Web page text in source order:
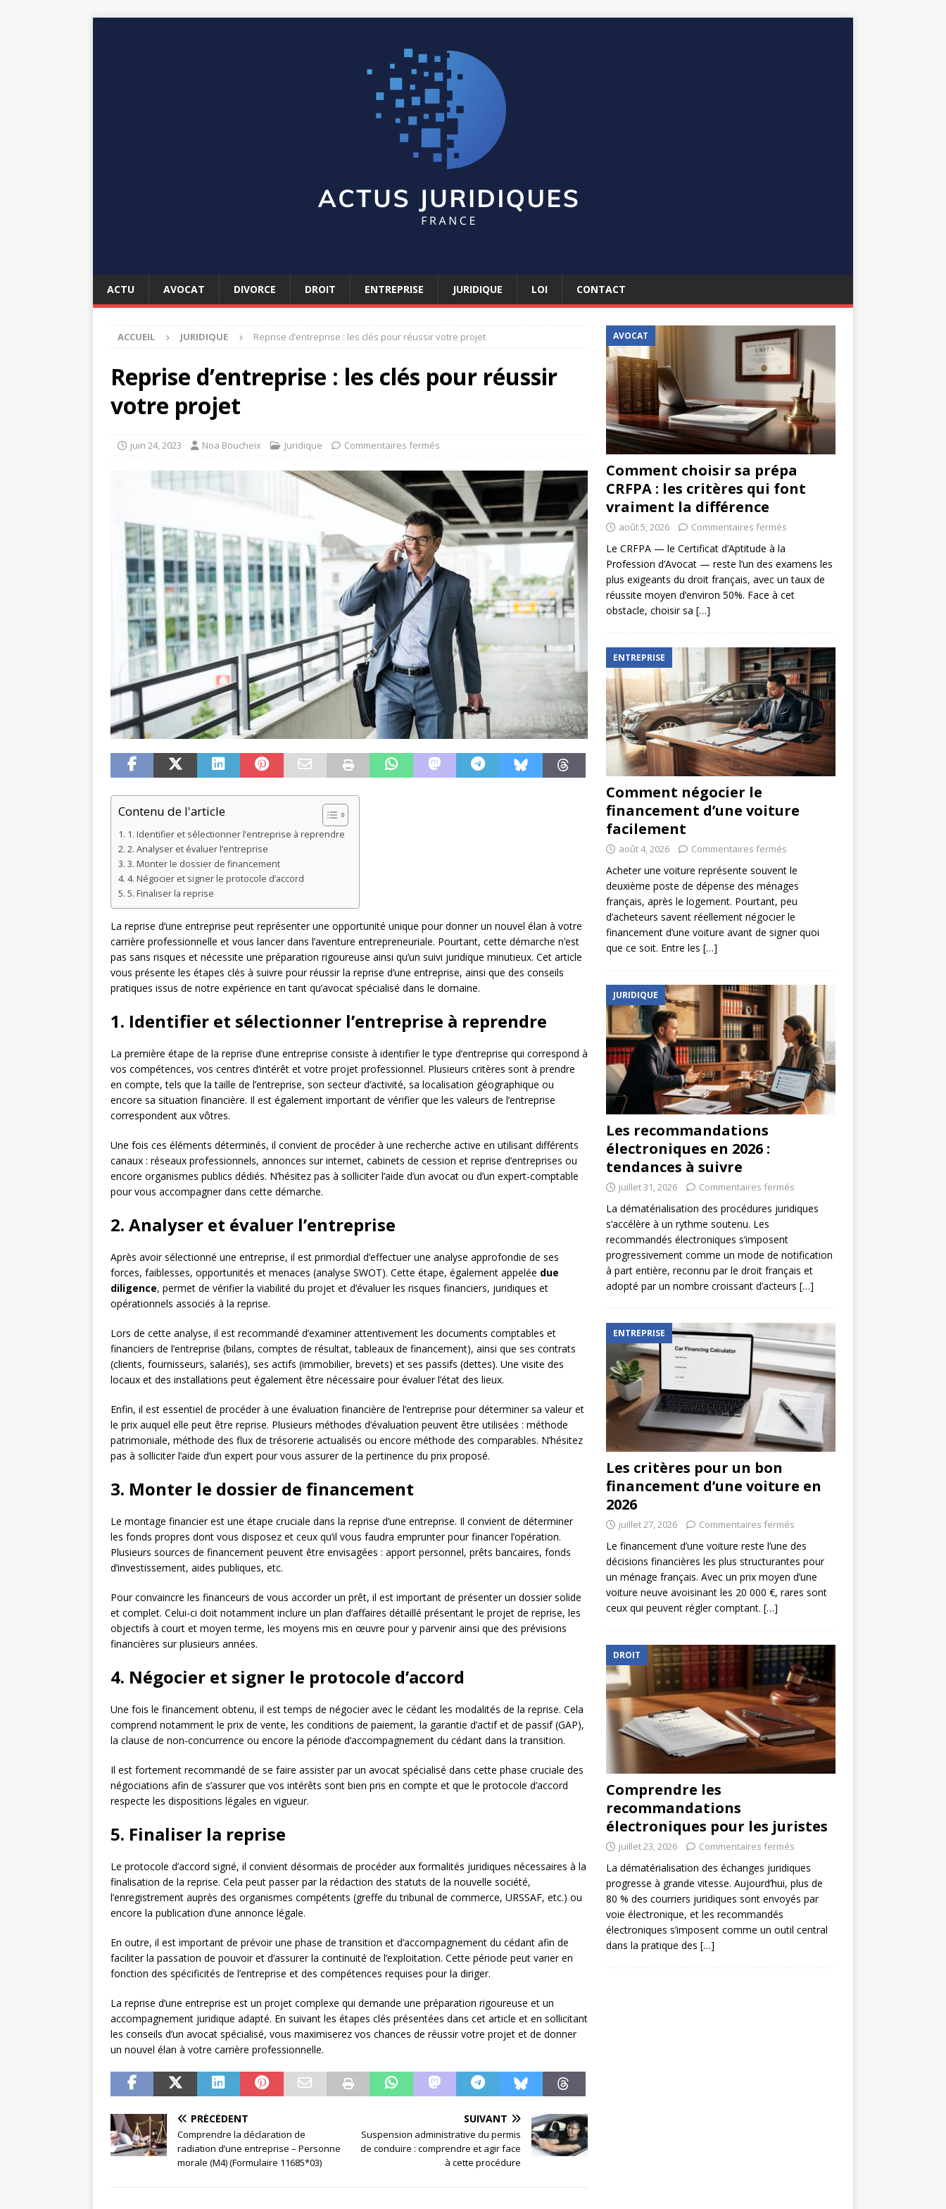
ACTU AVOCAT DIVORCE DROIT ENTREPRISE JURIDIQUE LOI CONTACT
ACCUEIL JURIDIQUE Reprise d’entreprise : les clés pour réussir votre projet
Reprise d’entreprise : les clés pour réussir
votre projet
juin 24, 2023 Noa Boucheix Juridique Commentaires fermés
Contenu de l'article
1. Identifier et sélectionner l’entreprise à reprendre
2. Analyser et évaluer l’entreprise
3. Monter le dossier de financement
4. Négocier et signer le protocole d’accord
5. Finaliser la reprise
La reprise d’une entreprise peut représenter une opportunité unique pour donner un nouvel élan à votre
carrière professionnelle et vous lancer dans l’aventure entrepreneuriale. Pourtant, cette démarche n’est
pas sans risques et nécessite une préparation rigoureuse ainsi qu’un suivi juridique minutieux. Cet article
vous présente les étapes clés à suivre pour réussir la reprise d’une entreprise, ainsi que des conseils
pratiques issus de notre expérience en tant qu’avocat spécialisé dans le domaine.
1. Identifier et sélectionner l’entreprise à reprendre
La première étape de la reprise d’une entreprise consiste à identifier le type d’entreprise qui correspond à
vos compétences, vos centres d’intérêt et votre projet professionnel. Plusieurs critères sont à prendre
en compte, tels que la taille de l’entreprise, son secteur d’activité, sa localisation géographique ou
encore sa situation financière. Il est également important de vérifier que les valeurs de l’entreprise
correspondent aux vôtres.
Une fois ces éléments déterminés, il convient de procéder à une recherche active en utilisant différents
canaux : réseaux professionnels, annonces sur internet, cabinets de cession et reprise d’entreprises ou
encore organismes publics dédiés. N’hésitez pas à solliciter l’aide d’un avocat ou d’un expert-comptable
pour vous accompagner dans cette démarche.
2. Analyser et évaluer l’entreprise
Après avoir sélectionné une entreprise, il est primordial d’effectuer une analyse approfondie de ses
forces, faiblesses, opportunités et menaces (analyse SWOT). Cette étape, également appelée due
diligence, permet de vérifier la viabilité du projet et d’évaluer les risques financiers, juridiques et
opérationnels associés à la reprise.
Lors de cette analyse, il est recommandé d’examiner attentivement les documents comptables et
financiers de l’entreprise (bilans, comptes de résultat, tableaux de financement), ainsi que ses contrats
(clients, fournisseurs, salariés), ses actifs (immobilier, brevets) et ses passifs (dettes). Une visite des
locaux et des installations peut également être nécessaire pour évaluer l’état des lieux.
Enfin, il est essentiel de procéder à une évaluation financière de l’entreprise pour déterminer sa valeur et
le prix auquel elle peut être reprise. Plusieurs méthodes d’évaluation peuvent être utilisées : méthode
patrimoniale, méthode des flux de trésorerie actualisés ou encore méthode des comparables. N’hésitez
pas à solliciter l’aide d’un expert pour vous assurer de la pertinence du prix proposé.
3. Monter le dossier de financement
Le montage financier est une étape cruciale dans la reprise d’une entreprise. Il convient de déterminer
les fonds propres dont vous disposez et ceux qu’il vous faudra emprunter pour financer l’opération.
Plusieurs sources de financement peuvent être envisagées : apport personnel, prêts bancaires, fonds
d’investissement, aides publiques, etc.
Pour convaincre les financeurs de vous accorder un prêt, il est important de présenter un dossier solide
et complet. Celui-ci doit notamment inclure un plan d’affaires détaillé présentant le projet de reprise, les
objectifs à court et moyen terme, les moyens mis en œuvre pour y parvenir ainsi que des prévisions
financières sur plusieurs années.
4. Négocier et signer le protocole d’accord
Une fois le financement obtenu, il est temps de négocier avec le cédant les modalités de la reprise. Cela
comprend notamment le prix de vente, les conditions de paiement, la garantie d’actif et de passif (GAP),
la clause de non-concurrence ou encore la période d’accompagnement du cédant dans la transition.
Il est fortement recommandé de se faire assister par un avocat spécialisé dans cette phase cruciale des
négociations afin de s’assurer que vos intérêts sont bien pris en compte et que le protocole d’accord
respecte les dispositions légales en vigueur.
5. Finaliser la reprise
Le protocole d’accord signé, il convient désormais de procéder aux formalités juridiques nécessaires à la
finalisation de la reprise. Cela peut passer par la rédaction des statuts de la nouvelle société,
l’enregistrement auprès des organismes compétents (greffe du tribunal de commerce, URSSAF, etc.) ou
encore la publication d’une annonce légale.
En outre, il est important de prévoir une phase de transition et d’accompagnement du cédant afin de
faciliter la passation de pouvoir et d’assurer la continuité de l’exploitation. Cette période peut varier en
fonction des spécificités de l’entreprise et des compétences requises pour la diriger.
La reprise d’une entreprise est un projet complexe qui demande une préparation rigoureuse et un
accompagnement juridique adapté. En suivant les étapes clés présentées dans cet article et en sollicitant
les conseils d’un avocat spécialisé, vous maximiserez vos chances de réussir votre projet et de donner
un nouvel élan à votre carrière professionnelle.
PRÉCÉDENT
Comprendre la déclaration de
radiation d’une entreprise – Personne
morale (M4) (Formulaire 11685*03)
SUIVANT
Suspension administrative du permis
de conduire : comprendre et agir face
à cette procédure
AVOCAT
Comment choisir sa prépa
CRFPA : les critères qui font
vraiment la différence
août 5, 2026 Commentaires fermés
Le CRFPA — le Certificat d’Aptitude à la
Profession d’Avocat — reste l’un des examens les
plus exigeants du droit français, avec un taux de
réussite moyen d’environ 50%. Face à cet
obstacle, choisir sa […]
ENTREPRISE
Comment négocier le
financement d’une voiture
facilement
août 4, 2026 Commentaires fermés
Acheter une voiture représente souvent le
deuxième poste de dépense des ménages
français, après le logement. Pourtant, peu
d’acheteurs savent réellement négocier le
financement d’une voiture avant de signer quoi
que ce soit. Entre les […]
JURIDIQUE
Les recommandations
électroniques en 2026 :
tendances à suivre
juillet 31, 2026 Commentaires fermés
La dématérialisation des procédures juridiques
s’accélère à un rythme soutenu. Les
recommandés électroniques s’imposent
progressivement comme un mode de notification
à part entière, reconnu par le droit français et
adopté par un nombre croissant d’acteurs […]
ENTREPRISE
Les critères pour un bon
financement d’une voiture en
2026
juillet 27, 2026 Commentaires fermés
Le financement d’une voiture reste l’une des
décisions financières les plus structurantes pour
un ménage français. Avec un prix moyen d’une
voiture neuve avoisinant les 20 000 €, rares sont
ceux qui peuvent régler comptant. […]
DROIT
Comprendre les
recommandations
électroniques pour les juristes
juillet 23, 2026 Commentaires fermés
La dématérialisation des échanges juridiques
progresse à grande vitesse. Aujourd’hui, plus de
80 % des courriers juridiques sont envoyés par
voie électronique, et les recommandés
électroniques s’imposent comme un outil central
dans la pratique des […]